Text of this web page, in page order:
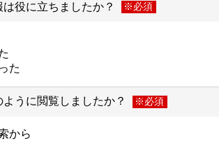
役に立ちましたか？
※必須
た
うに閲覧しましたか？ ※必須
から